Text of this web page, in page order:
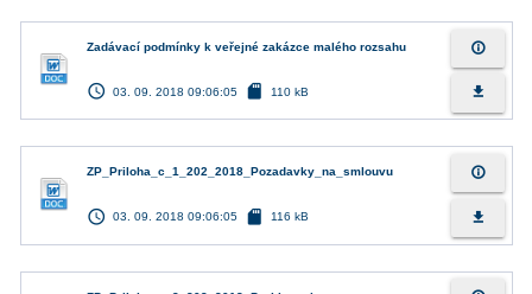
Zadávací podmínky k veřejné zakázce malého rozsahu
access_time 03. 09. 2018 09:06:05 sd_card 110 kB
info_outline
file_download
ZP_Priloha_c_1_202_2018_Pozadavky_na_smlouvu
access_time 03. 09. 2018 09:06:05 sd_card 116 kB
info_outline
file_download